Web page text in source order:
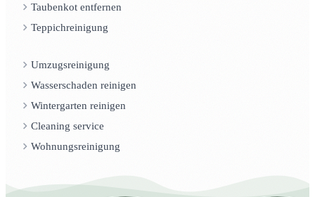
Taubenkot entfernen
Teppichreinigung
Umzugsreinigung
Wasserschaden reinigen
Wintergarten reinigen
Cleaning service
Wohnungsreinigung